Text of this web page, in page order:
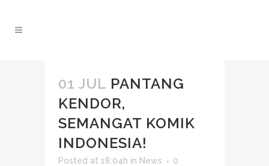
01 JUL PANTANG
KENDOR,
SEMANGAT KOMIK
INDONESIA!
Posted at 18:04h in News
0